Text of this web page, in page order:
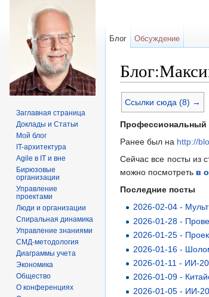
Ссылки сюда (8) →
Профессиональный
Ранее был на http://
Сейчас все посты из
можно посмотреть в
Последние посты
2026-02-04 -
2026-01-28 -
2026-01-25 -
2026-01-16 -
2026-01-11 - ИИ-
2026-01-09 -
2026-01-05 - ИИ-
Блог Обсуждение
Заглавная страница
Доклады и Статьи
Мой блог
IT-архитектура
Agile в IT и вне
Бирюзовые
организации
Управление
проектами
Люди и организации
Спиральная динамика
Управление знаниями
СМД-методология
Диаграммы учета
Экономика
Общество
О конференциях